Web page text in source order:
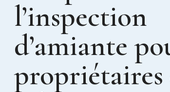
l’inspection
d’amiante
propriétaires